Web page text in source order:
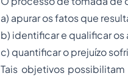
a) apurar os fatos que
b) identificar e qualificar
c) quantificar o prejuízo
Tais objetivos